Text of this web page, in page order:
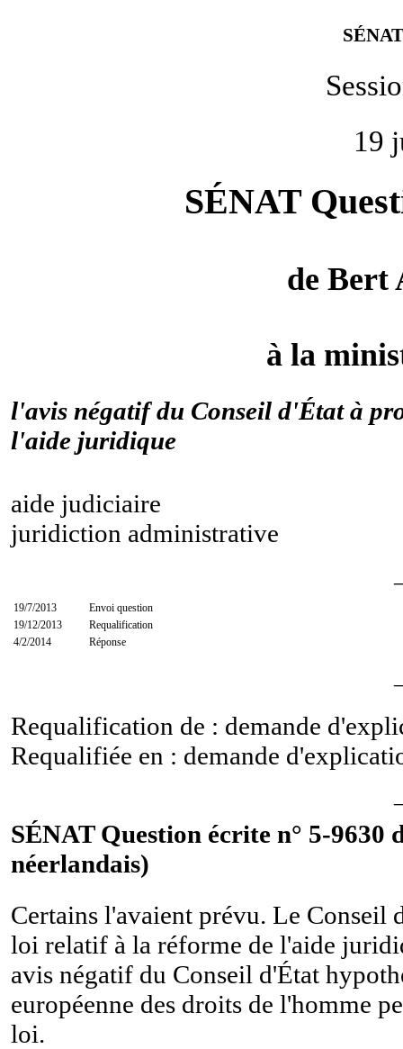
19
SÉNAT
de Bert
à la
l'avis négatif du Conseil d'État à
l'aide juridique
aide judiciaire
juridiction administrative
19/7/2013
Envoi question
19/12/2013
Requalification
4/2/2014
Réponse
Requalification de : demande
Requalifiée en : demande
SÉNAT Question écrite n° 5-9630
néerlandais)
Certains l'avaient prévu. Le Conseil
loi relatif à la réforme de l'aide
avis négatif du Conseil d'État
européenne des droits de l'homme
loi.